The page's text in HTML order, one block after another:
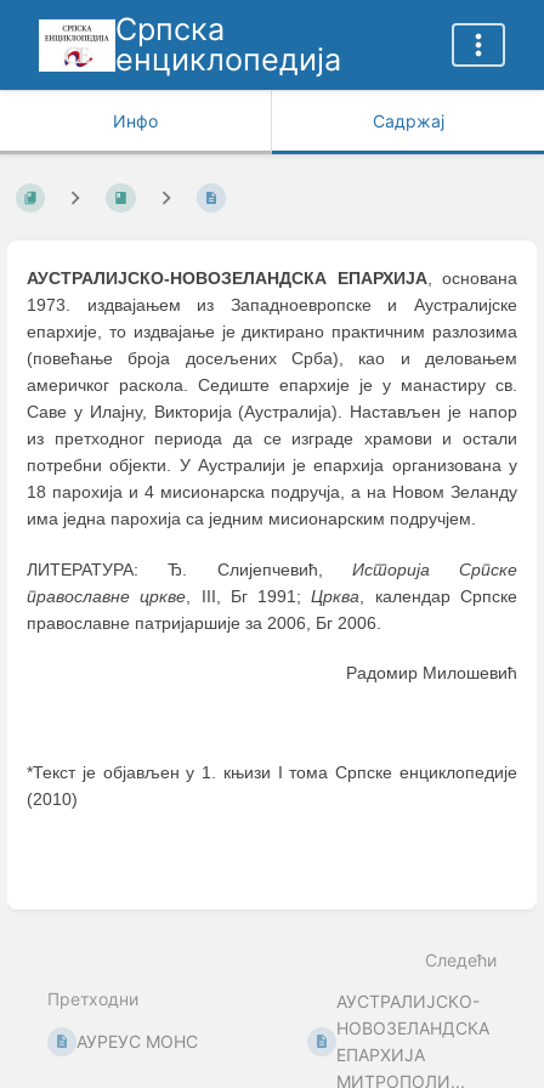
Српска
енциклопедија
Инфо Садржај
АУСТРАЛИЈСКО-НОВОЗЕЛАНДСКА ЕПАРХИЈА, основана
1973. издвајањем из Западноевропске и Аустралијске
епархије, то издвајање је диктирано практичним разлозима
(повећање броја досељених Срба), као и деловањем
америчког раскола. Седиште епархије је у манастиру св.
Саве у Илајну, Викторија (Аустралија). Настављен је напор
из претходног периода да се изграде храмови и остали
потребни објекти. У Аустралији је епархија организована у
18 парохија и 4 мисионарска подручја, а на Новом Зеланду
има једна парохија са једним мисионарским подручјем.
ЛИТЕРАТУРА: Ђ. Слијепчевић, Историја Српске
православне цркве , III, Бг 1991;Црква , календар Српске
православне патријаршије за 2006, Бг 2006.
Радомир Милошевић
*Текст је објављен у 1. књизи I тома Српске енциклопедије
(2010)
mode
Претходни
АУРЕУС МОНС
Следећи
АУСТРАЛИЈСКО-
НОВОЗЕЛАНДСКА
ЕПАРХИЈА
МИТРОПОЛИ...